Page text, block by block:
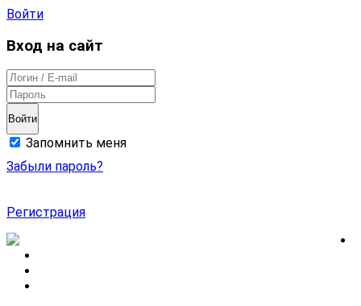
Войти
Вход на сайт
Войти
Запомнить меня
Забыли пароль?
Регистрация